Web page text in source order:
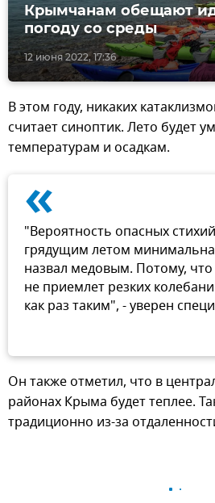
12 июня 2022, 17:36
Крымчанам обещают
погоду со среды
В этом году, никаких
считает синоптик. Лето будет
температурам и осадкам.
«
"Вероятность опасных
грядущим летом
назвал медовым. Потому,
не приемлет резких
как раз таким", - уверен
Он также отметил, что в
районах Крыма будет теплее.
традиционно из-за